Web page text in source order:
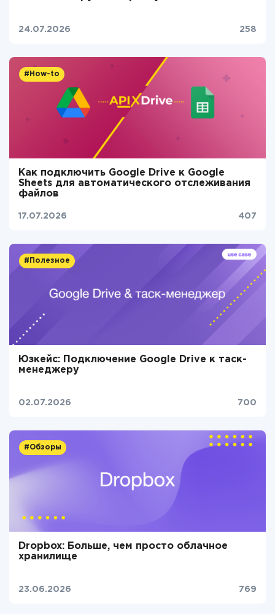
24.07.2026 258
#How-to
Как подключить Google Drive к Google
Sheets для автоматического отслеживания
файлов
17.07.2026 407
#Полезное
Юзкейс: Подключение Google Drive к таск-
менеджеру
02.07.2026 700
#Обзоры
Dropbox: Больше, чем просто облачное
хранилище
23.06.2026 769